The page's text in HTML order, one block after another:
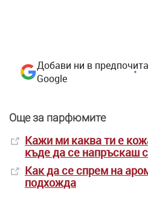
Добави ни в
Google
Още за парфюмите
Кажи ми каква ти е
къде да се напръскаш
Как да се спрем на
подхожда